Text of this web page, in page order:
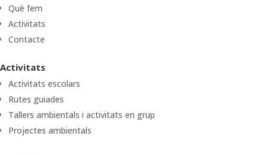
Què fem
Activitats
Contacte
Activitats
Activitats escolars
Rutes guiades
Tallers ambientals i activitats en grup
Projectes ambientals